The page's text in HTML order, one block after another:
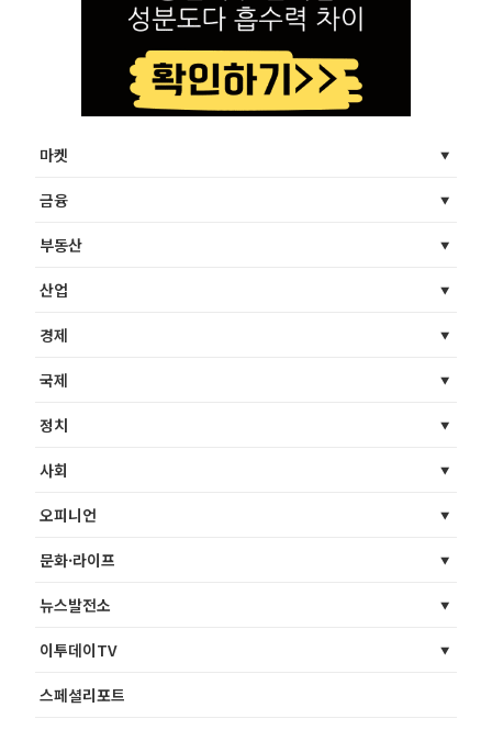
마켓
금융
부동산
산업
경제
국제
정치
사회
오피니언
문화·라이프
뉴스발전소
이투데이TV
스페셜리포트